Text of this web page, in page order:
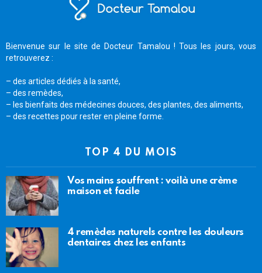
Bienvenue sur le site de Docteur Tamalou ! Tous les jours, vous
retrouverez :
– des articles dédiés à la santé,
– des remèdes,
– les bienfaits des médecines douces, des plantes, des aliments,
– des recettes pour rester en pleine forme.
TOP 4 DU MOIS
Vos mains souffrent : voilà une crème
maison et facile
4 remèdes naturels contre les douleurs
dentaires chez les enfants